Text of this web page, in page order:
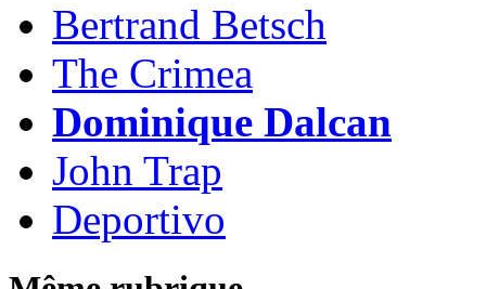
Bertrand Betsch
The Crimea
Dominique Dalcan
John Trap
Deportivo